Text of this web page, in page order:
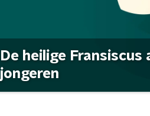
De heilige
jongeren